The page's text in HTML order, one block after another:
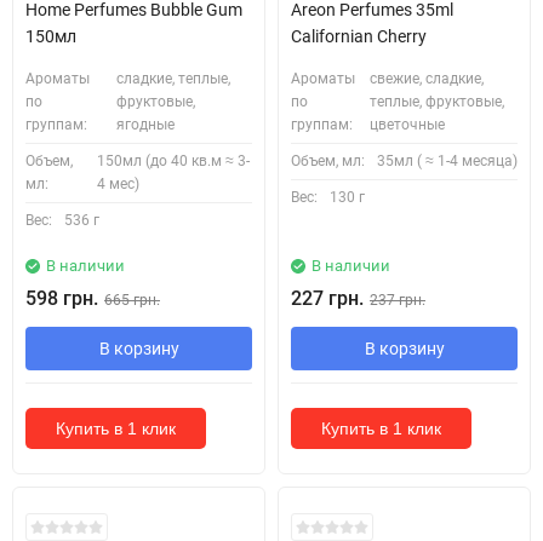
Home Perfumes Bubble Gum
150мл
Ароматы
по
группам:
сладкие, теплые,
фруктовые,
ягодные
Объем,
мл:
150мл (до 40 кв.м ≈ 3-
4 мес)
Вес: 536 г
В наличии
598 грн. 665 грн.
В корзину
Купить в 1 клик
Areon Perfumes 35ml
Californian Cherry
Ароматы
по
группам:
свежие, сладкие,
теплые, фруктовые,
цветочные
Объем, мл: 35мл ( ≈ 1-4 месяца)
Вес: 130 г
В наличии
227 грн. 237 грн.
В корзину
Купить в 1 клик